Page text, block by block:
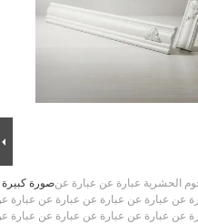
صورة كبيرةالحشرية عبارة عن عبارة عن
عن عبارة عن عبارة عن عبارة عن عبارة
عن عبارة عن عبارة عن عبارة عن عبارة